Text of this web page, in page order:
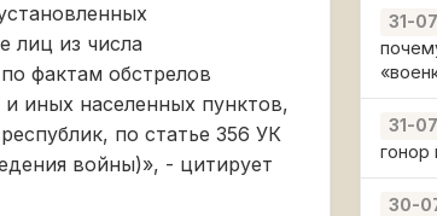
лиц из числа
фактам обстрелов
иных населенных пунктов,
по статье 356 УК
войны)», - цитирует
31-
31-
гонор
30-